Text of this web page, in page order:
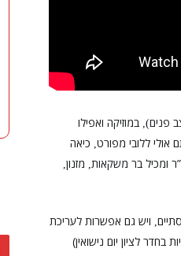
פנים), במוזיקה ואפילו
אולי ללובי מפורט, כיאה
ומכיל בר משקאות, מזנון,
, ויש גם אפשרות לעריכת
לציון יום נישואין)